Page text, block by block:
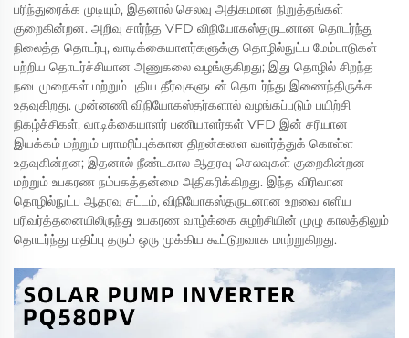
பரிந்துரைக்க முடியும், இதனால் செலவு அதிகமான நிறுத்தங்கள்
குறைகின்றன. அறிவு சார்ந்த VFD விநியோகஸ்தருடனான தொடர்ந்து
நிலைத்த தொடர்பு, வாடிக்கையாளர்களுக்கு தொழில்நுட்ப மேம்பாடுகள்
பற்றிய தொடர்ச்சியான அணுகலை வழங்குகிறது; இது தொழில் சிறந்த
நடைமுறைகள் மற்றும் புதிய தீர்வுகளுடன் தொடர்ந்து இணைந்திருக்க
உதவுகிறது. முன்னணி விநியோகஸ்தர்களால் வழங்கப்படும் பயிற்சி
நிகழ்ச்சிகள், வாடிக்கையாளர் பணியாளர்கள் VFD இன் சரியான
இயக்கம் மற்றும் பராமரிப்புக்கான திறன்களை வளர்த்துக் கொள்ள
உதவுகின்றன; இதனால் நீண்டகால ஆதரவு செலவுகள் குறைகின்றன
மற்றும் உபகரண நம்பகத்தன்மை அதிகரிக்கிறது. இந்த விரிவான
தொழில்நுட்ப ஆதரவு சட்டம், விநியோகஸ்தருடனான உறவை எளிய
பரிவர்த்தனையிலிருந்து உபகரண வாழ்க்கை சுழற்சியின் முழு காலத்திலும்
தொடர்ந்து மதிப்பு தரும் ஒரு முக்கிய கூட்டுறவாக மாற்றுகிறது.